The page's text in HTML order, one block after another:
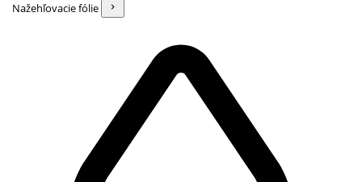
Nažehľovacie fólie